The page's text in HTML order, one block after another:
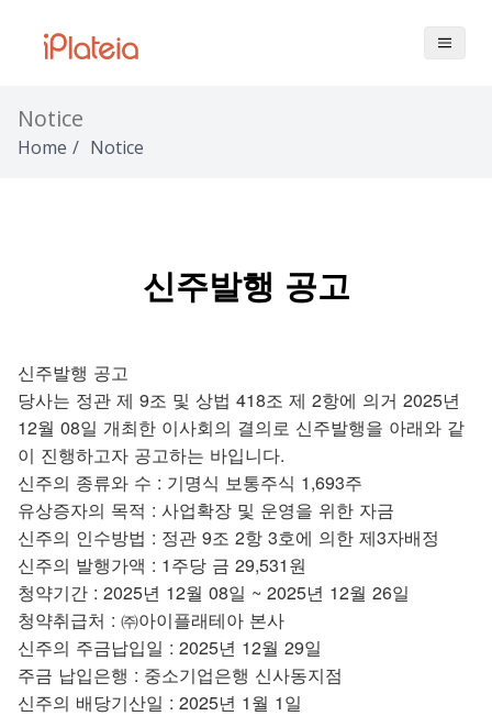
Notice
Home / Notice
신주발행 공고
신주발행 공고
당사는 정관 제 9조 및 상법 418조 제 2항에 의거 2025년
12월 08일 개최한 이사회의 결의로 신주발행을 아래와 같
이 진행하고자 공고하는 바입니다.
신주의 종류와 수 : 기명식 보통주식 1,693주
유상증자의 목적 : 사업확장 및 운영을 위한 자금
신주의 인수방법 : 정관 9조 2항 3호에 의한 제3자배정
신주의 발행가액 : 1주당 금 29,531원
청약기간 : 2025년 12월 08일 ~ 2025년 12월 26일
청약취급처 : ㈜아이플래테아 본사
신주의 주금납입일 : 2025년 12월 29일
주금 납입은행 : 중소기업은행 신사동지점
신주의 배당기산일 : 2025년 1월 1일